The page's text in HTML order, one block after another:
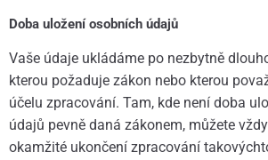
Doba uložení osobních údajů
Vaše údaje ukládáme po nezbytně
kterou požaduje zákon nebo kterou
účelu zpracování. Tam, kde není doba
údajů pevně daná zákonem, můžete
okamžité ukončení zpracování